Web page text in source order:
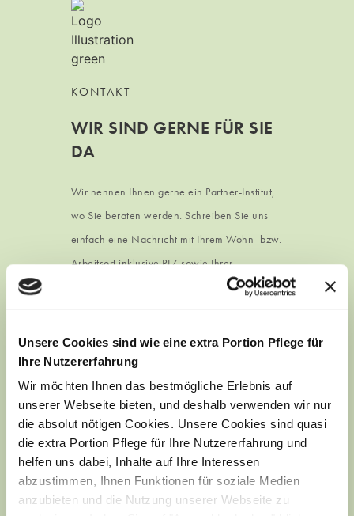
Unsere Cookies sind wie eine extra Portion Pflege für
Ihre Nutzererfahrung
Wir möchten Ihnen das bestmögliche Erlebnis auf
unserer Webseite bieten, und deshalb verwenden wir nur
die absolut nötigen Cookies. Unsere Cookies sind quasi
die extra Portion Pflege für Ihre Nutzererfahrung und
helfen uns dabei, Inhalte auf Ihre Interessen
abzustimmen, Ihnen Funktionen für soziale Medien
anzubieten und die Nutzung unserer Webseite zu
KONTAKT
WIR SIND GERNE FÜR SIE
DA
Wir nennen Ihnen gerne ein Partner-Institut,
wo Sie beraten werden. Schreiben Sie uns
einfach eine Nachricht mit Ihrem Wohn- bzw.
Arbeitsort inklusive PLZ sowie Ihrer
Mo – Do von 8:30 – 16:30
Fr von 8:30 – 13:30
+49 (0) 79 46 – 16 61
Gerne können Sie uns auch ein Fax schicken:
+49 (0) 79 46 – 20 47
Mehr Informationen